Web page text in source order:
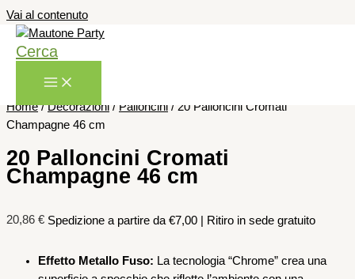
Vai al contenuto
Cerca
Home/Decorazioni / Palloncini / 20 Palloncini Cromati
Champagne 46 cm
20 Palloncini Cromati
Champagne 46 cm
20,86 € Spedizione a partire da €7,00 | Ritiro in sede gratuito
Effetto Metallo Fuso: La tecnologia “Chrome” crea una